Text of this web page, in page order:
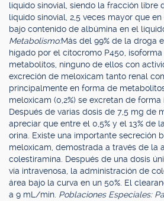
líquido sinovial, siendo la fracción libre
líquido sinovial, 2,5 veces mayor que
bajo contenido de albúmina en el
Metabolismo:Más del 99% de la droga
hígado por el citocromo P450,
metabolitos, ninguno de ellos con
excreción de meloxicam tanto renal
principalmente en forma de
meloxicam (0,2%) se excretan de forma
Después de varias dosis de 7,5 mg de
apreciar que entre el 0,5% y el 13% de
orina. Existe una importante secreción
meloxicam, demostrada a través de la
colestiramina. Después de una dosis
vía intravenosa, la administración de
área bajo la curva en un 50%. El
a 9 mL/min. Poblaciones Especiales: